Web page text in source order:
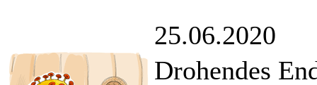
25.06.2020
Drohendes